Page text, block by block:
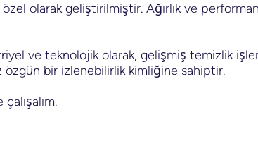
olarak geliştirilmiştir. Ağırlık ve
ve teknolojik olarak, gelişmiş temizlik
bir izlenebilirlik kimliğine sahiptir.